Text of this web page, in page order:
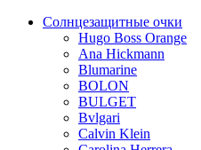
Солнцезащитные очки
Hugo Boss Orange
Ana Hickmann
Blumarine
BOLON
BULGET
Bvlgari
Calvin Klein